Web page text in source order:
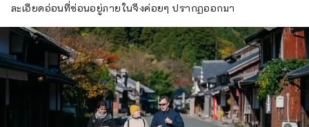
ละเอียดอ่อนที่ซ่อนอยู่ภายในจึงค่อยๆ ปรากฏออกมา